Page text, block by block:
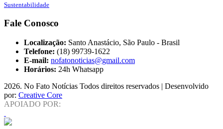
Sustentabilidade
Fale Conosco
Localização: Santo Anastácio, São Paulo - Brasil
Telefone: (18) 99739-1622
E-mail: nofatonoticias@gmail.com
Horários: 24h Whatsapp
2026. No Fato Notícias Todos direitos reservados | Desenvolvido
por: Creative Core
APOIADO POR: